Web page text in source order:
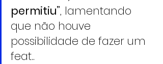
permitiu”, lamentando
que não houve
possibilidade de fazer um
feat..